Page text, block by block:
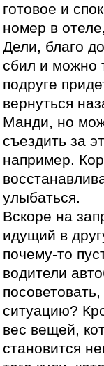
готовое и
номер в
Дели, благо
сбил и можно
подруге
вернуться
Манди, но
съездить за
например.
улыбаться.
Вскоре на
идущий в
почему-то
водители
ситуацию?
вес вещей,
становится